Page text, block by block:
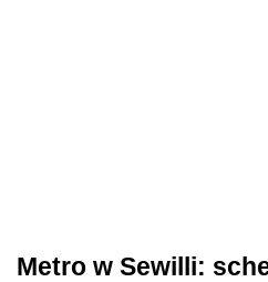
Metro w Sewilli: